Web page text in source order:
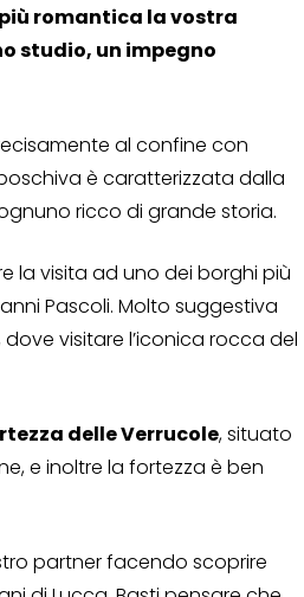
romantica la vostra
studio, un impegno
al confine con
è caratterizzata dalla
ricco di grande storia.
la visita ad uno dei borghi più
Pascoli. Molto suggestiva
visitare l’iconica rocca del
delle Verrucole, situato
e inoltre la fortezza è ben
partner facendo scoprire